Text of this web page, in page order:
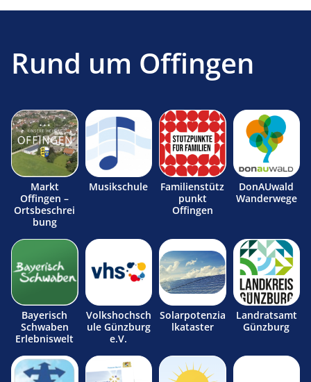
Rund um Offingen
Markt
Offingen –
Ortsbeschrei
bung
Musikschule
Familienstütz
punkt
Offingen
DonAUwald
Wanderwege
Bayerisch
Schwaben
Erlebniswelt
Volkshochsch
ule Günzburg
e.V.
Solarpotenzia
lkataster
Landratsamt
Günzburg